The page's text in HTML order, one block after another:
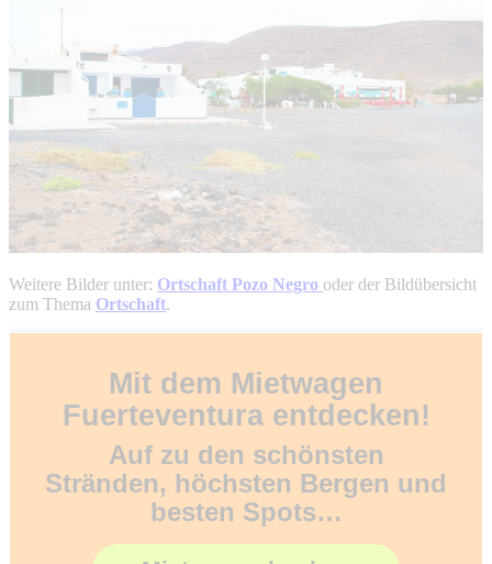
Weitere Bilder unter: Ortschaft Pozo Negro oder der Bildübersicht
zum Thema Ortschaft.
Mit dem Mietwagen
Fuerteventura entdecken!
Auf zu den schönsten
Stränden, höchsten Bergen und
besten Spots…